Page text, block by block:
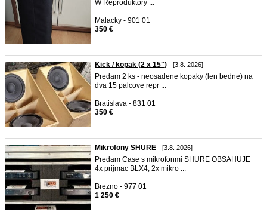
W Reproduktory ...
Malacky - 901 01
350 €
Kick / kopak (2 x 15") - [3.8. 2026]
Predam 2 ks - neosadene kopaky (len bedne) na
dva 15 palcove repr ...
Bratislava - 831 01
350 €
Mikrofony SHURE - [3.8. 2026]
Predam Case s mikrofonmi SHURE OBSAHUJE
4x prijmac BLX4, 2x mikro ...
Brezno - 977 01
1 250 €